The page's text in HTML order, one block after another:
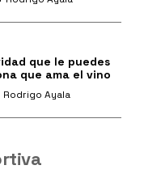
que le puedes
que ama el vino
Rodrigo Ayala